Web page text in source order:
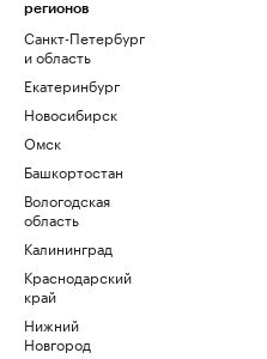
регионов
Санкт-Петербург
и область
Екатеринбург
Новосибирск
Омск
Башкортостан
Вологодская
область
Калининград
Краснодарский
край
Нижний
Новгород